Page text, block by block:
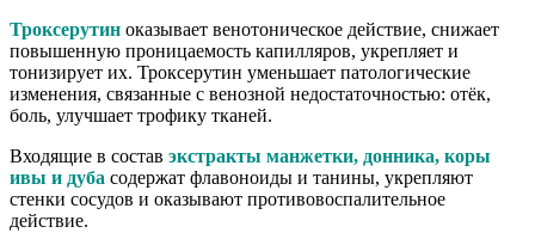
Троксерутин оказывает венотоническое действие, снижает
повышенную проницаемость капилляров, укрепляет и
тонизирует их. Троксерутин уменьшает патологические
изменения, связанные с венозной недостаточностью: отёк,
боль, улучшает трофику тканей.
Входящие в состав экстракты манжетки, донника, коры
ивы и дуба содержат флавоноиды и танины, укрепляют
стенки сосудов и оказывают противовоспалительное
действие.